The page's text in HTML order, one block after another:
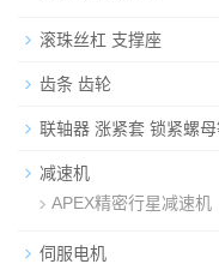
滚珠丝杠 支撑座
齿条 齿轮
联轴器 涨紧套 锁紧螺
减速机
APEX精密行星减速机
伺服电机